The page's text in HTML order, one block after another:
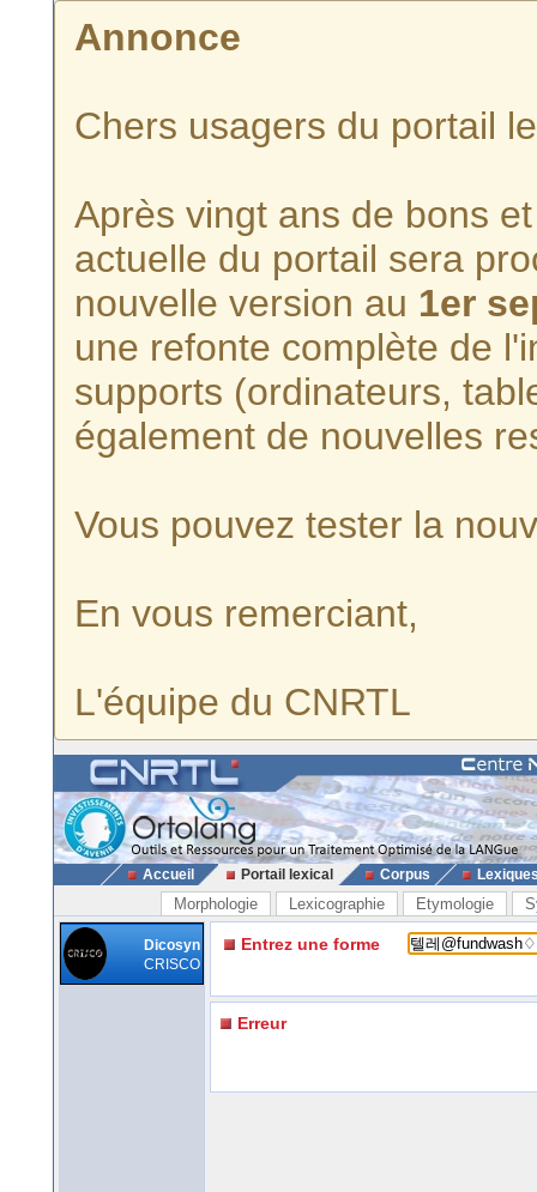
Annonce
Chers usagers du portail
Après vingt ans de bons
actuelle du portail sera
nouvelle version au 1er
une refonte complète de
supports (ordinateurs,
également de nouvelles
Vous pouvez tester la
En vous remerciant,
L'équipe du CNRTL
Accueil Portail lexical Corpus
Morphologie Lexicographie Etymologie
Dicosyn
CRISCO
Entrez une forme
Erreur